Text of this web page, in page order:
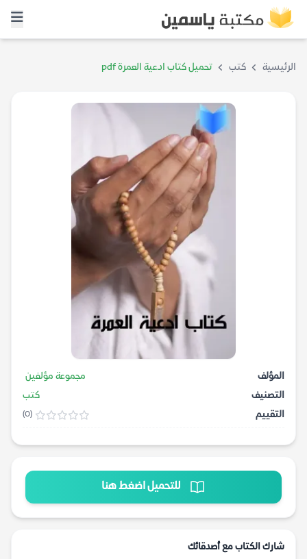
الرئيسية كتب تحميل كتاب ادعية العمرة pdf
المؤلف
مجموعة مؤلفين
التصنيف
كتب
التقييم
(0)
للتحميل اضغط هنا
شارك الكتاب مع أصدقائك